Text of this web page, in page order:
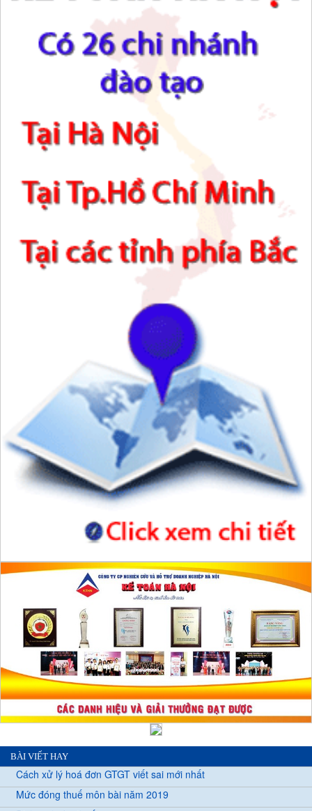
BÀI VIẾT HAY
Cách xử lý hoá đơn GTGT viết sai mới nhất
Mức đóng thuế môn bài năm 2019